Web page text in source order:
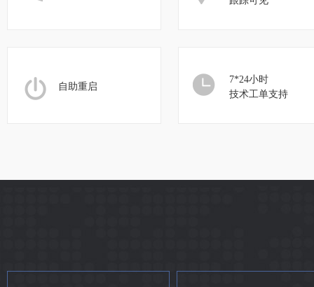
自助重启
7*24小时
技术工单支持